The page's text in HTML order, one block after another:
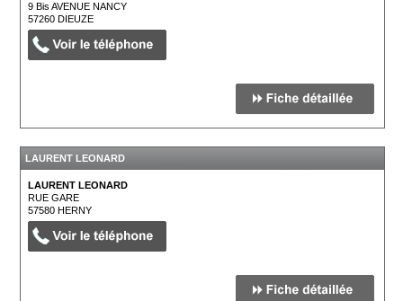
9 Bis AVENUE NANCY
57260DIEUZE
LAURENT LEONARD
LAURENT LEONARD
RUE GARE
57580HERNY